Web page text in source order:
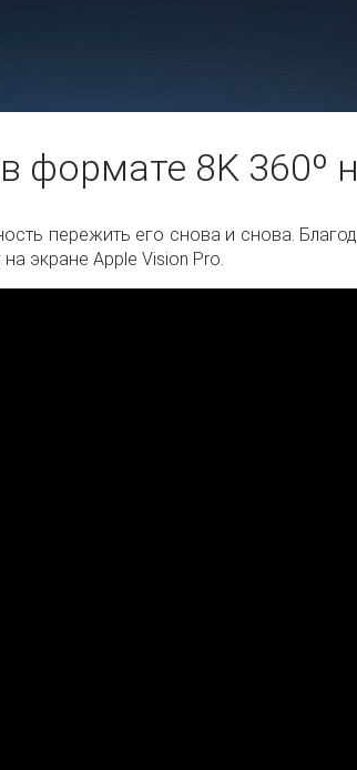
формате 8K 360º
пережить его снова и снова.
на экране Apple Vision Pro.